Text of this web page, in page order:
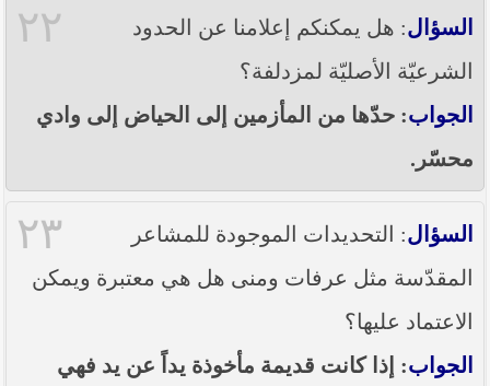
٢٢ السؤال: هل يمكنكم إعلامنا عن الحدود
الشرعيّة الأصليّة لمزدلفة؟
الجواب: حدّها من المأزمين إلى الحياض إلى وادي
محسّر.
٢٣ السؤال: التحديدات الموجودة للمشاعر
المقدّسة مثل عرفات ومنى هل هي معتبرة ويمكن
الاعتماد عليها؟
الجواب: إذا كانت قديمة مأخوذة يداً عن يد فهي